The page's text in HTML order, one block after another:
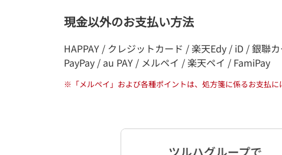
現金以外のお支払い方法
HAPPAY / クレジットカード / 楽天Edy / iD / 銀聯
PayPay / au PAY / メルペイ / 楽天ペイ / FamiPay
※ 「メルペイ」および各種ポイントは、処方箋に係るお支払に